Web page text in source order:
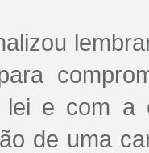
lei e com a
de uma